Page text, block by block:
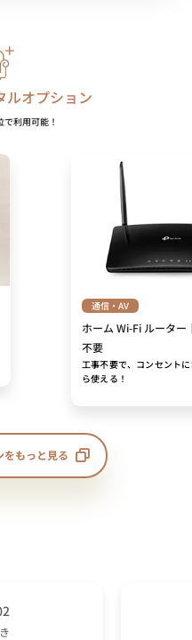
ルオプション
利用可能！
通信・AV
ホーム Wi-Fi ルータ
不要
工事不要で、コンセント
ら使える！
をもっと見る